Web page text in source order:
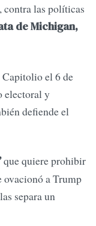
contra las políticas
de Michigan,
el 6 de
electoral y
defiende el
que quiere prohibir
ovacionó a Trump
separa un